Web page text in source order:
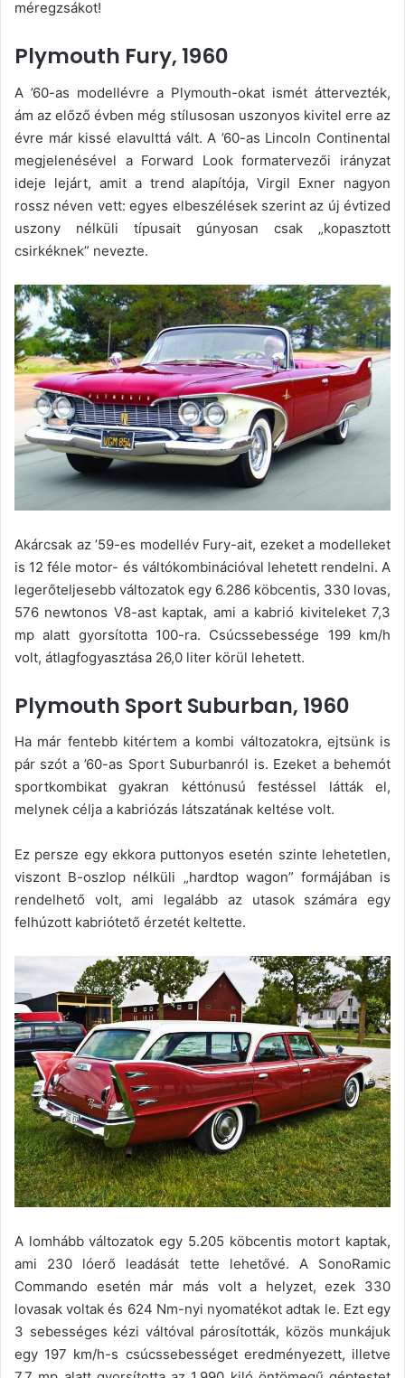
méregzsákot!
Plymouth Fury, 1960
A ’60-as modellévre a Plymouth-okat ismét áttervezték,
ám az előző évben még stílusosan uszonyos kivitel erre az
évre már kissé elavulttá vált. A ’60-as Lincoln Continental
megjelenésével a Forward Look formatervezői irányzat
ideje lejárt, amit a trend alapítója, Virgil Exner nagyon
rossz néven vett: egyes elbeszélések szerint az új évtized
uszony nélküli típusait gúnyosan csak „kopasztott
csirkéknek” nevezte.
Akárcsak az ’59-es modellév Fury-ait, ezeket a modelleket
is 12 féle motor- és váltókombinációval lehetett rendelni. A
legerőteljesebb változatok egy 6.286 köbcentis, 330 lovas,
576 newtonos V8-ast kaptak, ami a kabrió kiviteleket 7,3
mp alatt gyorsította 100-ra. Csúcssebessége 199 km/h
volt, átlagfogyasztása 26,0 liter körül lehetett.
Plymouth Sport Suburban, 1960
Ha már fentebb kitértem a kombi változatokra, ejtsünk is
pár szót a ’60-as Sport Suburbanról is. Ezeket a behemót
sportkombikat gyakran kéttónusú festéssel látták el,
melynek célja a kabriózás látszatának keltése volt.
Ez persze egy ekkora puttonyos esetén szinte lehetetlen,
viszont B-oszlop nélküli „hardtop wagon” formájában is
rendelhető volt, ami legalább az utasok számára egy
felhúzott kabriótető érzetét keltette.
A lomhább változatok egy 5.205 köbcentis motort kaptak,
ami 230 lóerő leadását tette lehetővé. A SonoRamic
Commando esetén már más volt a helyzet, ezek 330
lovasak voltak és 624 Nm-nyi nyomatékot adtak le. Ezt egy
3 sebességes kézi váltóval párosították, közös munkájuk
egy 197 km/h-s csúcssebességet eredményezett, illetve